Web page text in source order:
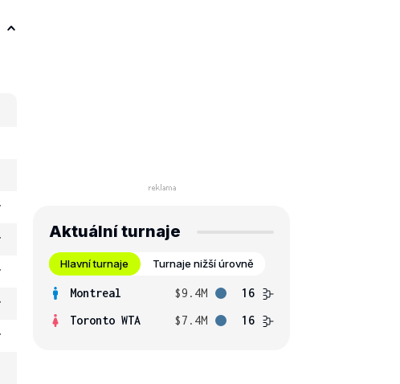
Aktuální turnaje
Hlavní turnaje Turnaje nižší úrovně
Montreal $9.4M
16
Toronto WTA
$7.4M 16